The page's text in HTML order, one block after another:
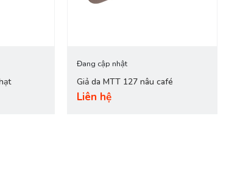
Đang cập nhật
Giả da MTT 127 nâu café
Liên hệ